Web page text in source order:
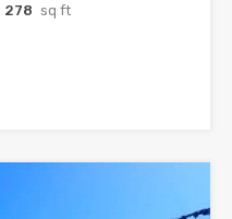
278 sq ft